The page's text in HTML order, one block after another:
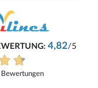
René
Eifach und problemlos.
Alle Bewertungen